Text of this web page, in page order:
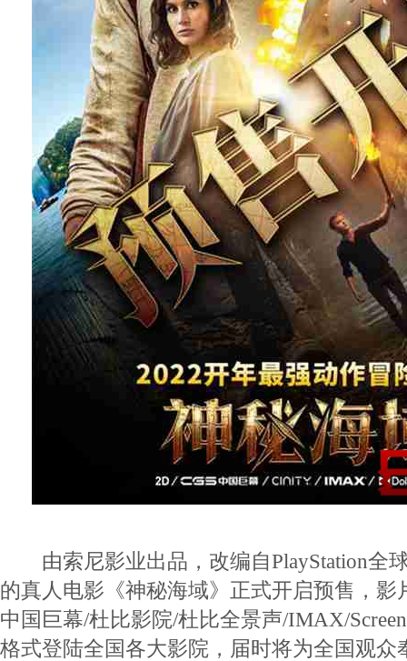
由索尼影业出品，改编自PlayStation全
的真人电影《神秘海域》正式开启预售，影
中国巨幕/杜比影院/杜比全景声/IMAX/
格式登陆全国各大影院，届时将为全国观众